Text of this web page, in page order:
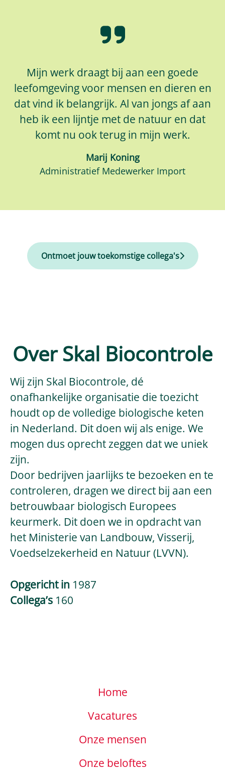
Mijn werk draagt bij aan een goede
leefomgeving voor mensen en dieren en
dat vind ik belangrijk. Al van jongs af aan
heb ik een lijntje met de natuur en dat
komt nu ook terug in mijn werk.
Marij Koning
Administratief Medewerker Import
Ontmoet jouw toekomstige collega's
Over Skal Biocontrole
Wij zijn Skal Biocontrole, dé
onafhankelijke organisatie die toezicht
houdt op de volledige biologische keten
in Nederland. Dit doen wij als enige. We
mogen dus oprecht zeggen dat we uniek
zijn.
Door bedrijven jaarlijks te bezoeken en te
controleren, dragen we direct bij aan een
betrouwbaar biologisch Europees
keurmerk. Dit doen we in opdracht van
het Ministerie van Landbouw, Visserij,
Voedselzekerheid en Natuur (LVVN).
Opgericht in 1987
Collega’s 160
Home
Vacatures
Onze mensen
Onze beloftes